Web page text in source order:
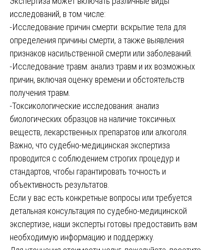
исследований, в том числе:
-Исследование причин смерти: вскрытие тела для
определения причины смерти, а также выявления
признаков насильственной смерти или заболеваний.
-Исследование травм: анализ травм и их возможных
причин, включая оценку времени и обстоятельств
получения травм.
-Токсикологические исследования: анализ
биологических образцов на наличие токсичных
веществ, лекарственных препаратов или алкоголя.
Важно, что судебно-медицинская экспертиза
проводится с соблюдением строгих процедур и
стандартов, чтобы гарантировать точность и
объективность результатов.
Если у вас есть конкретные вопросы или требуется
детальная консультация по судебно-медицинской
экспертизе, наши эксперты готовы предоставить вам
необходимую информацию и поддержку.